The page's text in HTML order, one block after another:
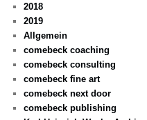
2018
2019
Allgemein
comebeck coaching
comebeck consulting
comebeck fine art
comebeck next door
comebeck publishing